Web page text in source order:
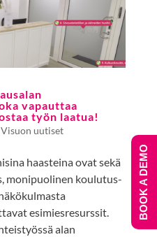
vapauttaa
työn laatua!
Visuon uutiset
haasteina ovat sekä
monipuolinen koulutus-
esimiesresurssit.
alan
BOOK A DEMO